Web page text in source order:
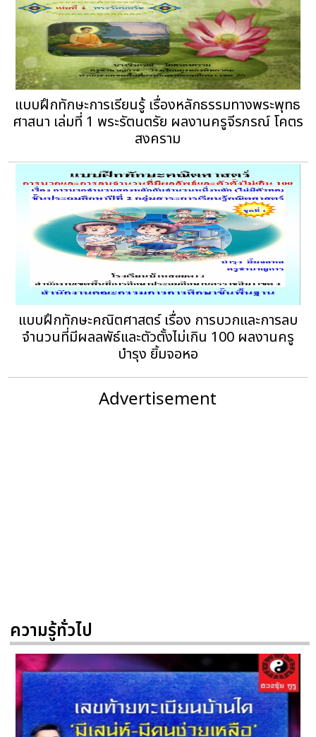
แบบฝึกทักษะการเรียนรู้ เรื่องหลักธรรมทางพระพุทธ
ศาสนา เล่มที่ 1 พระรัตนตรัย ผลงานครูจีรภรณ์ โคตร
สงคราม
แบบฝึกทักษะคณิตศาสตร์ เรื่อง การบวกและการลบ
จำนวนที่มีผลลพัธ์และตัวตั้งไม่เกิน 100 ผลงานครู
บำรุง ยิ้มจอหอ
Advertisement
ความรู้ทั่วไป